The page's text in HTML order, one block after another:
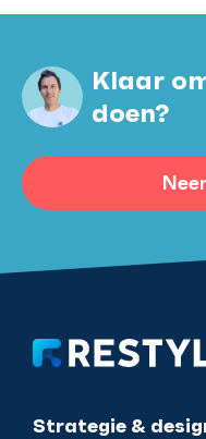
Klaar
doen?
Strategie &